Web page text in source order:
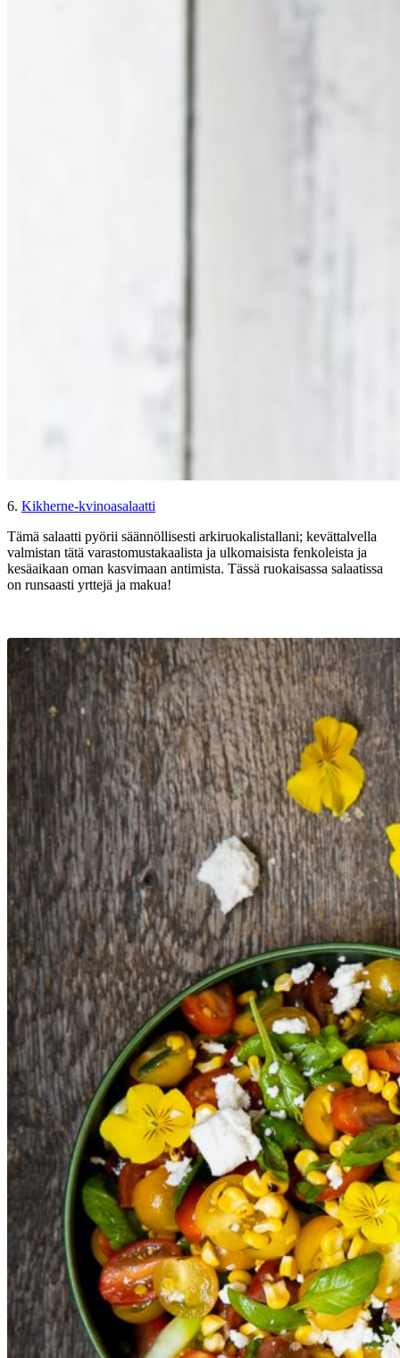
6. Kikherne-kvinoasalaatti
Tämä salaatti pyörii säännöllisesti arkiruokalistallani; kevättalvella
valmistan tätä varastomustakaalista ja ulkomaisista fenkoleista ja
kesäaikaan oman kasvimaan antimista. Tässä ruokaisassa salaatissa
on runsaasti yrttejä ja makua!